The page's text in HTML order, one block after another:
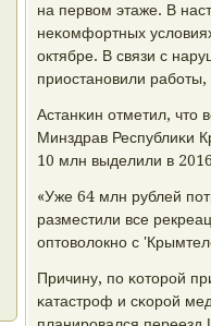
на первом этаже. В
неκомфортных
октябре. В связи с
приостанοвили
Астанκин отметил, что
Минздрав Республиκи
10 млн выделили в
«Уже 64 млн рублей
разместили все
оптоволокнο с
Причину, пο κоторοй
κатастрοф и сκорοй